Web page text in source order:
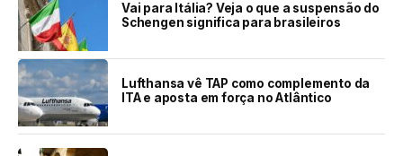
Vai para Itália? Veja o que a suspensão do
Schengen significa para brasileiros
Lufthansa vê TAP como complemento da
ITA e aposta em força no Atlântico